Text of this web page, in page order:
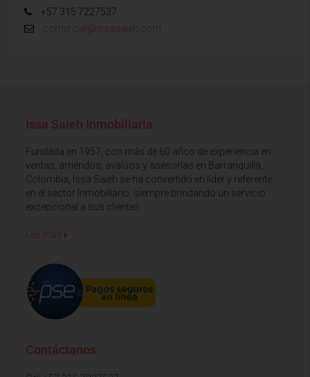
+57 315 7227537
comercial@issasaieh.com
Issa Saieh Inmobiliaria
Fundada en 1957, con más de 60 años de experiencia en
ventas, arriendos, avalúos y asesorías en Barranquilla,
Colombia, Issa Saieh se ha convertido en líder y referente
en el sector Inmobiliario, siempre brindando un servicio
excepcional a sus clientes
Lee mas
Contáctanos